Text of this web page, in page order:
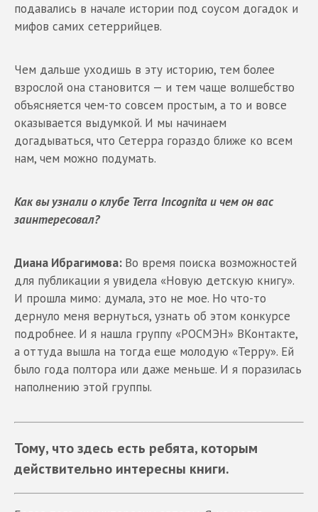
подавались в начале истории под соусом догадок и
мифов самих сетеррийцев.
Чем дальше уходишь в эту историю, тем более
взрослой она становится — и тем чаще волшебство
объясняется чем-то совсем простым, а то и вовсе
оказывается выдумкой. И мы начинаем
догадываться, что Сетерра гораздо ближе ко всем
нам, чем можно подумать.
Как вы узнали о клубе Terra Incognitaи чем он вас
заинтересовал?
Диана Ибрагимова: Во время поиска возможностей
для публикации я увидела «Новую детскую книгу».
И прошла мимо: думала, это не мое. Но что-то
дернуло меня вернуться, узнать об этом конкурсе
подробнее. И я нашла группу «РОСМЭН» ВКонтакте,
а оттуда вышла на тогда еще молодую «Терру». Ей
было года полтора или даже меньше. И я поразилась
наполнению этой группы.
Тому, что здесь есть ребята, которым
действительно интересны книги.